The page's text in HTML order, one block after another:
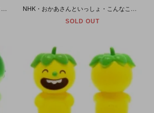
SOLD OUT